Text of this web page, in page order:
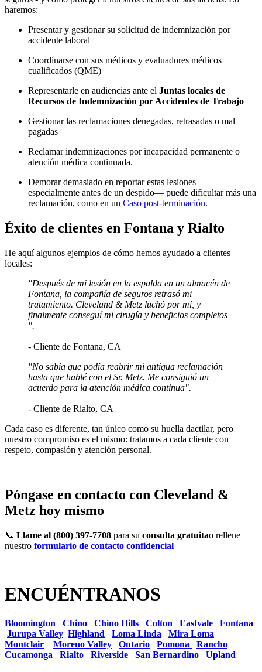
haremos:
Presentar y gestionar su solicitud de indemnización por
accidente laboral
Coordinarse con sus médicos y evaluadores médicos
cualificados (QME)
Representarle en audiencias ante el Juntas locales de
Recursos de Indemnización por Accidentes de Trabajo
Gestionar las reclamaciones denegadas, retrasadas o mal
pagadas
Reclamar indemnizaciones por incapacidad permanente o
atención médica continuada.
Demorar demasiado en reportar estas lesiones —
especialmente antes de un despido— puede dificultar más una
reclamación, como en un Caso post-terminación.
Éxito de clientes en Fontana y Rialto
He aquí algunos ejemplos de cómo hemos ayudado a clientes
locales:
"Después de mi lesión en la espalda en un almacén de
Fontana, la compañía de seguros retrasó mi
tratamiento. Cleveland & Metz luchó por mí, y
finalmente conseguí mi cirugía y beneficios completos
".
- Cliente de Fontana, CA
"No sabía que podía reabrir mi antigua reclamación
hasta que hablé con el Sr. Metz. Me consiguió un
acuerdo para la atención médica continua".
- Cliente de Rialto, CA
Cada caso es diferente, tan único como su huella dactilar, pero
nuestro compromiso es el mismo: tratamos a cada cliente con
respeto, compasión y atención personal.
Póngase en contacto con Cleveland &
Metz hoy mismo
📞 Llame al (800) 397-7708 para su consulta gratuitao rellene
nuestro formulario de contacto confidencial
ENCUÉNTRANOS
Bloomington Chino Chino Hills Colton Eastvale
Fontana
Jurupa Valley Highland Loma Linda
Mira Loma
Montclair
Moreno Valley Ontario Pomona
Rancho
Cucamonga
Rialto Riverside San Bernardino Upland